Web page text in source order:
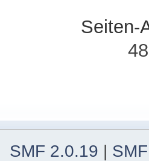
Seiten-
SMF 2.0.19 |